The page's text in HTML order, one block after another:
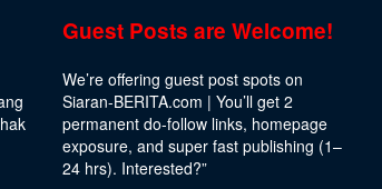
Guest Posts are Welcome!
We’re offering guest post spots on
Siaran-BERITA.com | You’ll get 2
permanent do-follow links, homepage
exposure, and super fast publishing (1–
24 hrs). Interested?”